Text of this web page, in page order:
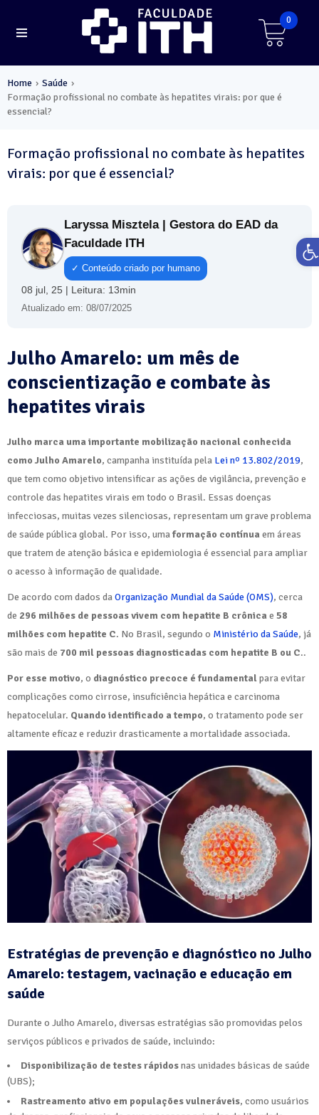
0
Home › Saúde ›
Formação profissional no combate às hepatites virais: por que é
essencial?
Formação profissional no combate às hepatites
virais: por que é essencial?
Laryssa Misztela | Gestora do EAD da
Faculdade ITH
✓ Conteúdo criado por humano
08 jul, 25 | Leitura: 13min
Atualizado em: 08/07/2025
Julho Amarelo: um mês de
conscientização e combate às
hepatites virais
Julho marca uma importante mobilização nacional conhecida
como Julho Amarelo, campanha instituída pela Lei nº 13.802/2019,
que tem como objetivo intensificar as ações de vigilância, prevenção e
controle das hepatites virais em todo o Brasil. Essas doenças
infecciosas, muitas vezes silenciosas, representam um grave problema
de saúde pública global. Por isso, umaformação contínua em áreas
que tratem de atenção básica e epidemiologia é essencial para ampliar
o acesso à informação de qualidade.
De acordo com dados daOrganização Mundial da Saúde (OMS), cerca
de 296 milhões de pessoas vivem com hepatite B crônica e 58
milhões com hepatite C. No Brasil, segundo o Ministério da Saúde, já
são mais de 700 mil pessoas diagnosticadas com hepatite B ou C..
Por esse motivo, o diagnóstico precoce é fundamentalpara evitar
complicações como cirrose, insuficiência hepática e carcinoma
hepatocelular. Quando identificado a tempo, o tratamento pode ser
altamente eficaz e reduzir drasticamente a mortalidade associada.
Estratégias de prevenção e diagnóstico no Julho
Amarelo: testagem, vacinação e educação em
saúde
Durante o Julho Amarelo, diversas estratégias são promovidas pelos
serviços públicos e privados de saúde, incluindo:
Disponibilização de testes rápidosnas unidades básicas de saúde
(UBS);
Rastreamento ativo em populações vulneráveis, como usuários